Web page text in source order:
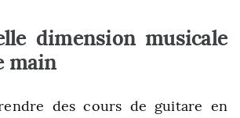
dimension musicale
main
des cours de guitare en